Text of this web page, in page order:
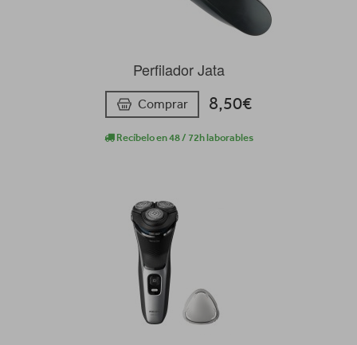
Perfilador Jata
Comprar 8,50€
Recíbelo en 48 / 72h laborables